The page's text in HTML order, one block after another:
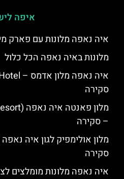
איפה
איה נאפה מלונות עם פארק
מלונות באיה נאפה הכל כלול
סקירה
– סקירה
סקירה
איה נאפה מלונות מומלצים